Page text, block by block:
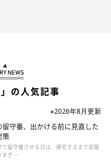
ワフワしたツインズの猫がじ
どんな洋服にも合わせやすい
の人気記事
※2026年8月更新
留守番、出かける前に見直した
策
で留守番させる日は、帰宅するまで部屋
すぎ …